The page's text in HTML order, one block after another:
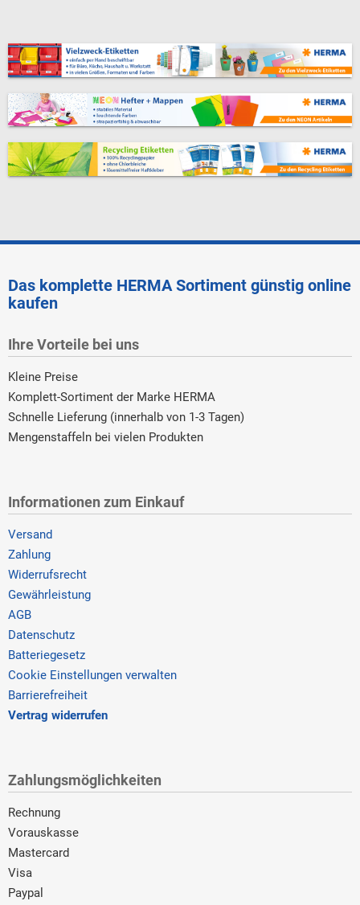
Das komplette HERMA Sortiment günstig online
kaufen
Ihre Vorteile bei uns
Kleine Preise
Komplett-Sortiment der Marke HERMA
Schnelle Lieferung (innerhalb von 1-3 Tagen)
Mengenstaffeln bei vielen Produkten
Informationen zum Einkauf
Versand
Zahlung
Widerrufsrecht
Gewährleistung
AGB
Datenschutz
Batteriegesetz
Cookie Einstellungen verwalten
Barrierefreiheit
Vertrag widerrufen
Zahlungsmöglichkeiten
Rechnung
Vorauskasse
Mastercard
Visa
Paypal